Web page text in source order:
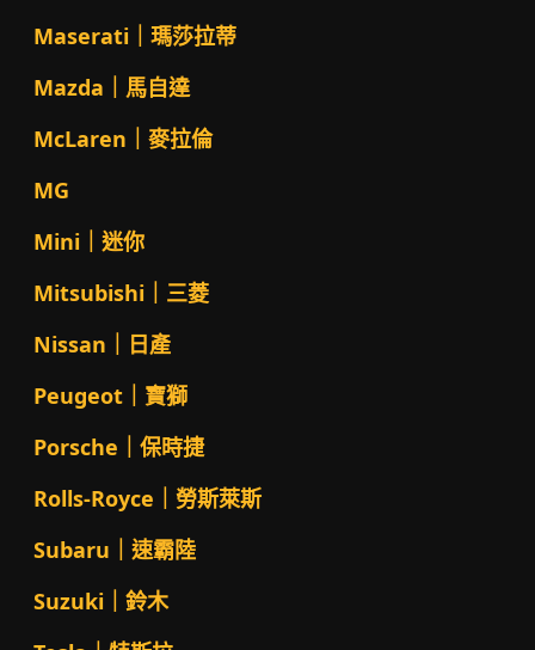
Maserati｜瑪莎拉蒂
Mazda｜馬自達
McLaren｜麥拉倫
MG
Mini｜迷你
Mitsubishi｜三菱
Nissan｜日產
Peugeot｜寶獅
Porsche｜保時捷
Rolls-Royce｜勞斯萊斯
Subaru｜速霸陸
Suzuki｜鈴木